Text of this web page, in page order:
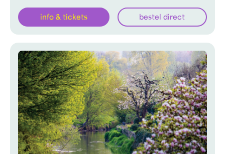
info & tickets bestel direct